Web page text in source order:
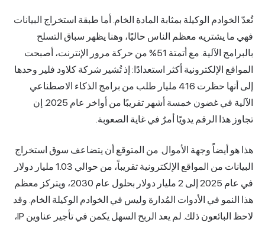
تُعدّ الخوادم الوكيلة بمثابة المادة الخام. أما طبقة استخراج البيانات
فهي ما يشتريه معظم الناس حاليًا، وهنا يظهر سباق التسلح
بالبرامج الآلية. مع أتمتة 51% من حركة مرور الإنترنت، أصبحت
المواقع الإلكترونية أكثر استعدادًا: إذ تُشير شركة كلاود فلير وحدها
إلى أنها حظرت 416 مليار
طلب من برامج الذكاء الاصطناعي
الآلية في غضون خمسة أشهر تقريبًا من أواخر عام 2025. إن
تجاوز هذا الرقم يدويًا أمرٌ في غاية الصعوبة.
هذا هو أيضاً وجهة الأموال. من المتوقع أن يتضاعف سوق استخراج
البيانات من المواقع الإلكترونية تقريباً، من حوالي 1.03 مليار دولار
في عام 2025 إلى 2 مليار دولار بحلول عام 2030، ويتركز معظم
هذا النمو في الأدوات المُدارة وليس في الخوادم الوكيلة الخام. وقد
لاحظ البائعون ذلك. لم يعد الربح السهل يكمن في تأجير عناوين IP،